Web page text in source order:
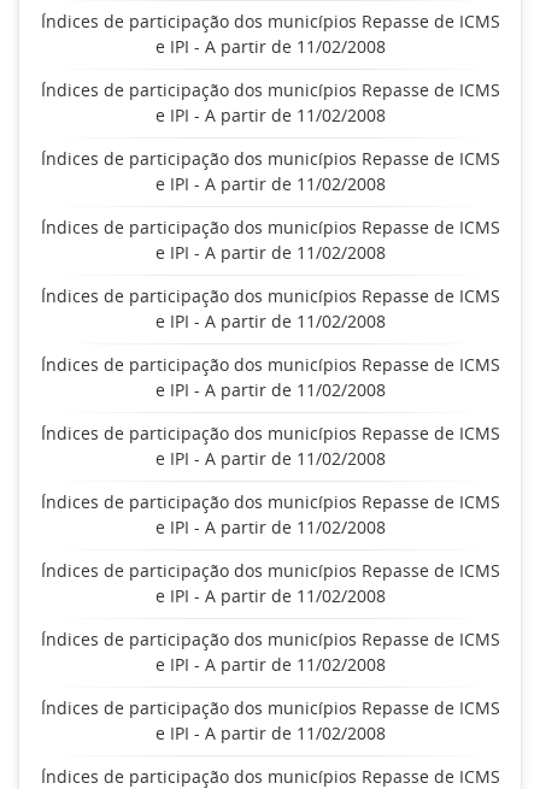
Índices de participação dos municípios Repasse de ICMS
e IPI - A partir de 11/02/2008
Índices de participação dos municípios Repasse de ICMS
e IPI - A partir de 11/02/2008
Índices de participação dos municípios Repasse de ICMS
e IPI - A partir de 11/02/2008
Índices de participação dos municípios Repasse de ICMS
e IPI - A partir de 11/02/2008
Índices de participação dos municípios Repasse de ICMS
e IPI - A partir de 11/02/2008
Índices de participação dos municípios Repasse de ICMS
e IPI - A partir de 11/02/2008
Índices de participação dos municípios Repasse de ICMS
e IPI - A partir de 11/02/2008
Índices de participação dos municípios Repasse de ICMS
e IPI - A partir de 11/02/2008
Índices de participação dos municípios Repasse de ICMS
e IPI - A partir de 11/02/2008
Índices de participação dos municípios Repasse de ICMS
e IPI - A partir de 11/02/2008
Índices de participação dos municípios Repasse de ICMS
e IPI - A partir de 11/02/2008
Índices de participação dos municípios Repasse de ICMS